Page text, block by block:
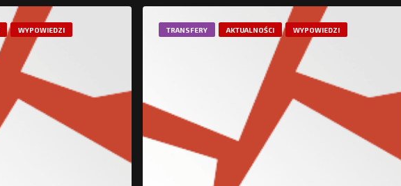
WYPOWIEDZI TRANSFERY AKTUALNOŚCI WYPOWIEDZI